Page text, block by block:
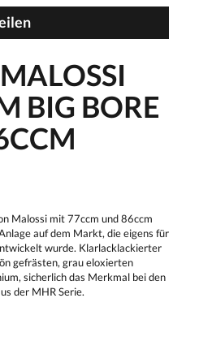
BIG BORE
Malossi mit 77ccm und 86ccm
auf dem Markt, die eigens für
wurde. Klarlacklackierter
gefrästen, grau eloxierten
sicherlich das Merkmal bei den
der MHR Serie.